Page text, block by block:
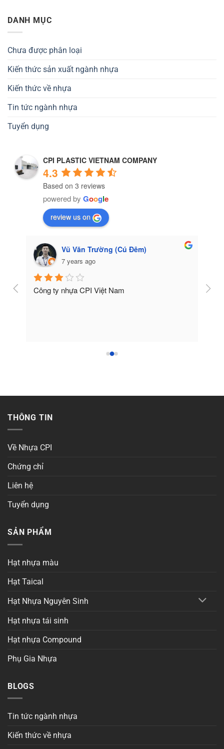
DANH MỤC
Chưa được phân loại
Kiến thức sản xuất ngành nhựa
Kiến thức về nhựa
Tin tức ngành nhựa
Tuyển dụng
CPI PLASTIC VIETNAM COMPANY
4.3
Based on 3 reviews
powered by Google
review us on
Vũ Văn Trường (Cú Đêm)
7 years ago
Công ty nhựa CPI Việt Nam Tốt
THÔNG TIN
Về Nhựa CPI
Chứng chỉ
Liên hệ
Tuyển dụng
SẢN PHẨM
Hạt nhựa màu
Hạt Taical
Hạt Nhựa Nguyên Sinh
Hạt nhựa tái sinh
Hạt nhựa Compound
Phụ Gia Nhựa
BLOGS
Tin tức ngành nhựa
Kiến thức về nhựa